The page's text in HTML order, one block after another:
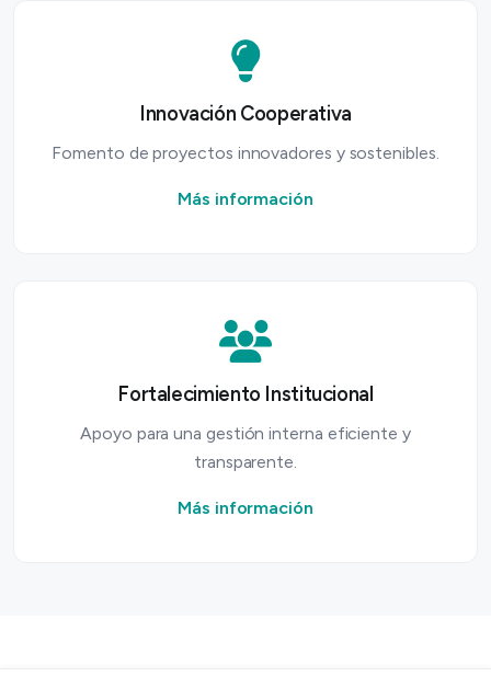
Innovación Cooperativa
Fomento de proyectos innovadores y sostenibles.
Más información
Fortalecimiento Institucional
Apoyo para una gestión interna eficiente y
transparente.
Más información